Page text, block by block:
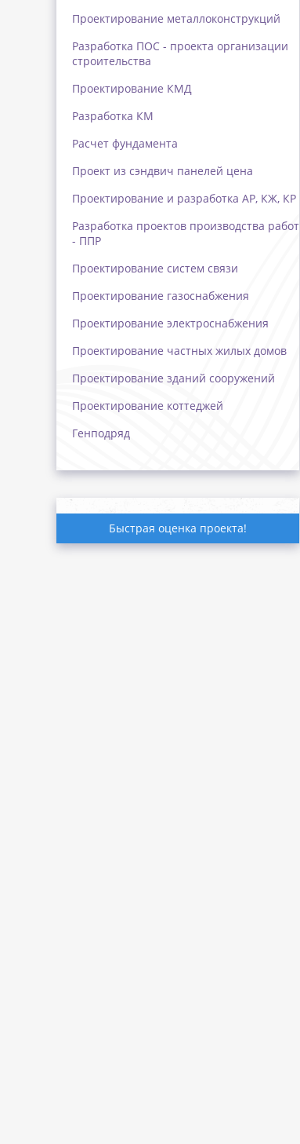
Проектирование металлоконструкций
Разработка ПОС - проекта организации
строительства
Проектирование КМД
Разработка КМ
Расчет фундамента
Проект из сэндвич панелей цена
Проектирование и разработка АР, КЖ, КР
Разработка проектов производства работ
- ППР
Проектирование систем связи
Проектирование газоснабжения
Проектирование электроснабжения
Проектирование частных жилых домов
Проектирование зданий сооружений
Проектирование коттеджей
Генподряд
Быстрая оценка проекта!